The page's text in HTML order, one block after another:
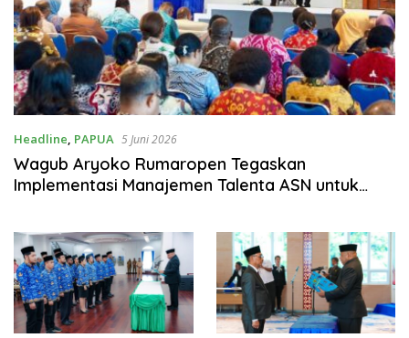
Headline, PAPUA 5 Juni 2026
Wagub Aryoko Rumaropen Tegaskan
Implementasi Manajemen Talenta ASN untuk